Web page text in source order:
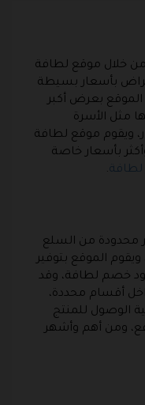
من خلال موقع لطافة
بأسعار بسيطة
بعرض أكبر
مثل الأسرة
ويقوم موقع لطافة
بأسعار خاصة
.
محدودة من السلع
الموقع بتوفير
خصم لطافة، وقد
أقسام محددة،
الوصول للمنتج
ومن أهم وأشهر